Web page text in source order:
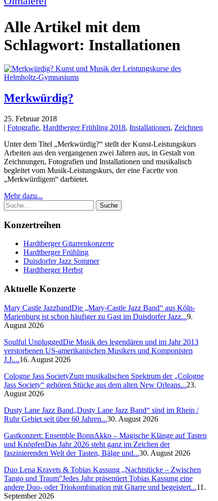
Alle Artikel mit dem
Schlagwort: Installationen
Merkwürdig?
25. Februar 2018
| Fotografie, Hardtberger Frühling 2018, Installationen, Zeichnen
Unter dem Titel „Merkwürdig?“ stellt der Kunst-Leistungskurs
Arbeiten aus den vergangenen zwei Jahren aus, in Gestalt von
Zeichnungen, Fotografien und Installationen und musikalisch
begleitet vom Musik-Leistungskurs, der eine Facette von
„Merkwürdigem“ darbietet.
Mehr dazu...
Suche
Konzertreihen
Hardtberger Gitarrenkonzerte
Hardtberger Frühling
Duisdorfer Jazz Sommer
Hardtberger Herbst
Aktuelle Konzerte
Mary Castle JazzbandDie „Mary-Castle Jazz Band“ aus Köln-
Marienburg ist schon häufiger zu Gast im Duisdorfer Jazz...9.
August 2026
Soulful UnpluggedDie Musik des legendären und im Jahr 2013
verstorbenen US-amerikanischen Musikers und Komponisten
J.J....16. August 2026
Cologne Jass SocietyZum musikalischen Spektrum der „Cologne
Jass Society“ gehören Stücke aus dem alten New Orleans...23.
August 2026
Dusty Lane Jazz Band„Dusty Lane Jazz Band“ sind im Rhein /
Ruhr Gebiet seit über 60 Jahren...30. August 2026
Gastkonzert: Ensemble BonnAkko – Magische Klänge auf Tasten
und KnöpfenDas Jahr 2026 steht ganz im Zeichen der
faszinierenden Welt der Tasten, Bälge und...30. August 2026
Duo Lena Kravets & Tobias Kassung „Nachtstücke – Zwischen
Tango und Traum”Jedes Jahr präsentiert Tobias Kassung eine
andere Duo- oder Triokombination mit Gitarre und begeistert...11.
September 2026